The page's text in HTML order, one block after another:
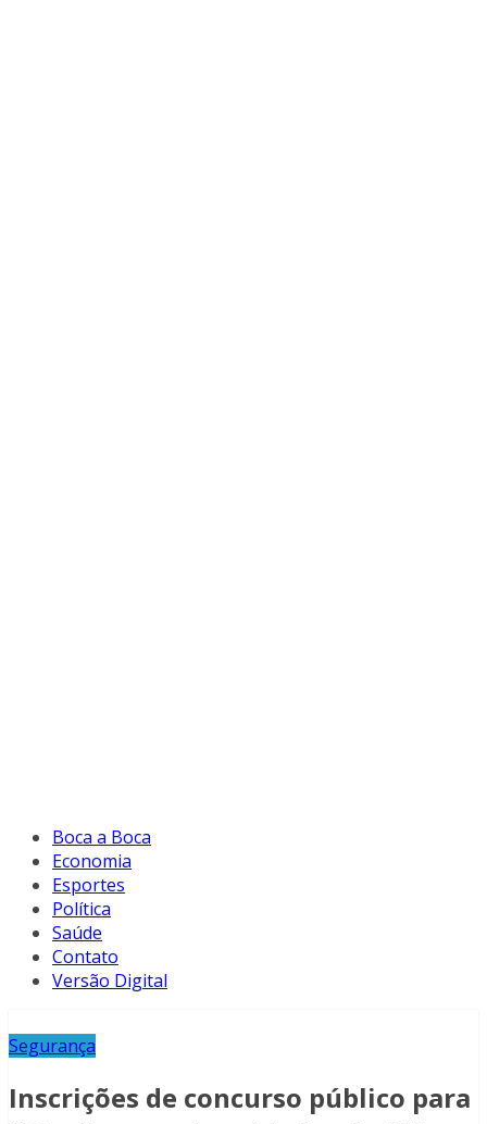
Boca a Boca
Economia
Esportes
Política
Saúde
Contato
Versão Digital
Segurança
Inscrições de concurso público para